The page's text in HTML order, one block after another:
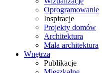
Oprogramowanie
Inspiracje
Projekty domów
Architektura
Mała architektura
Wnętrza
Publikacje